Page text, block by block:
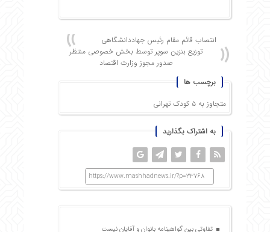
انتصاب قائم ‌مقام رئیس جهاددانشگاهی
توزیع بنزین سوپر توسط بخش خصوصی منتظر
صدور مجوز وزارت اقتصاد
برچسب ها
متجاوز به ۵ کودک تهرانی
به اشتراک بگذارید
https://www.mashhadnews.ir/?p=33768
تفاوتی بین گواهینامه بانوان و آقایان نیست